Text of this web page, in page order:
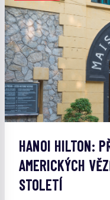
HANOI HILTON:
AMERICKÝCH
STOLETÍ